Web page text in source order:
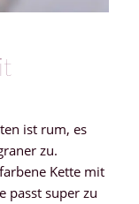
ist rum, es
zu.
Kette mit
passt super zu